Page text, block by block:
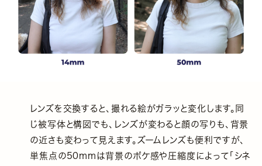
レンズを交換すると、撮れる絵がガラッと変化します。同
じ被写体と構図でも、レンズが変わると顔の写りも、背景
の近さも変わって見えます。ズームレンズも便利ですが、
単焦点の50mmは背景のボケ感や圧縮度によって「シネ